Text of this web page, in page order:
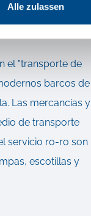
Alle zulassen
como
el "transporte de
barcos de
Las mercancías
de transporte
servicio ro-ro son
escotillas y